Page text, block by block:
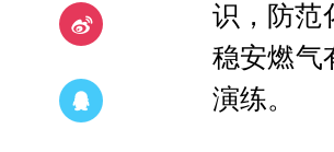
识，防范
稳安燃气
演练。